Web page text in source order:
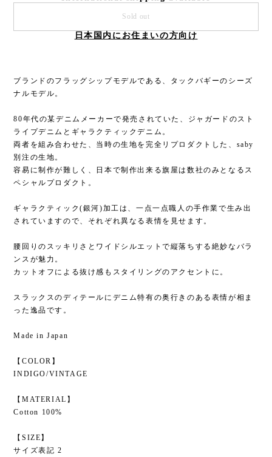
Sold out
日本国内にお住まいの方向け
ブランドのフラッグシップモデルである、タックバギーのシーズ
ナルモデル。
80年代の某デニムメーカーで発売されていた、ジャガードのスト
ライプデニムとギャラクティックデニム。
両者を組み合わせた、当時の生地を完全リプロダクトした、saby
別注の生地。
容易に制作が難しく、日本で制作出来る旗屋は数社のみとなるス
ペシャルプロダクト。
ギャラクティック(銀河)加工は、一点一点職人の手作業で生み出
されていますので、それぞれ異なる表情を見せます。
腰回りのスッキリさとワイドシルエットで縦落ちする絶妙なバラ
ンスが魅力。
カットオフによる抜け感もスタイリングのアクセントに。
スラックスのディテールにデニム特有の奥行きのある表情が相ま
った逸品です。
Made in Japan
【COLOR】
INDIGO/VINTAGE
【MATERIAL】
Cotton 100%
【SIZE】
サイズ表記 2